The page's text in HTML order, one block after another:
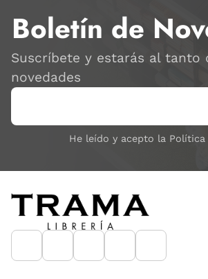
Boletín de
Suscríbete y estarás al tanto
novedades
He leído y acepto la Política